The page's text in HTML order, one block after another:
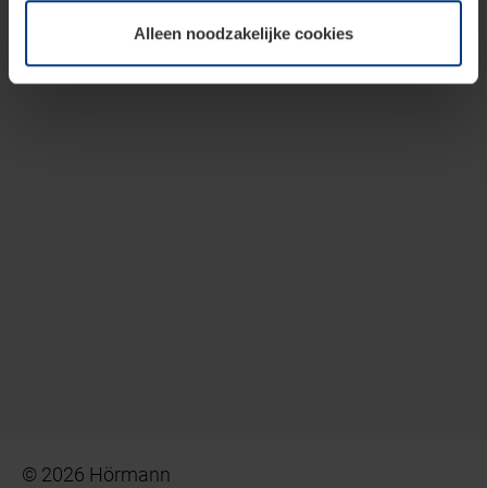
wijzigen of herroepen.Alleen noodzakelijke cookies
© 2026 Hörmann